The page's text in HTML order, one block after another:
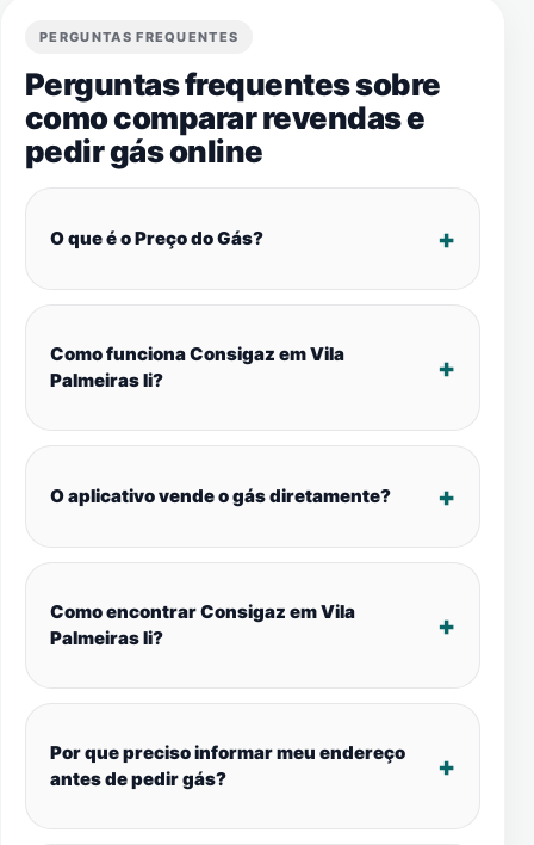
PERGUNTAS FREQUENTES
Perguntas frequentes sobre
como comparar revendas e
pedir gás online
O que é o Preço do Gás?
Como funciona Consigaz em Vila
Palmeiras Ii?
O aplicativo vende o gás diretamente?
Como encontrar Consigaz em Vila
Palmeiras Ii?
Por que preciso informar meu endereço
antes de pedir gás?